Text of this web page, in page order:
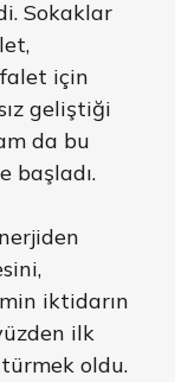
Sokaklar
için
geliştiği
da bu
başladı.
iktidarın
ilk
oldu.